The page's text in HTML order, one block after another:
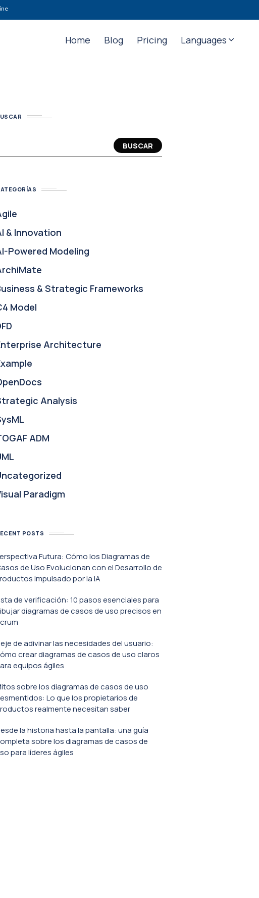
Home Blog Pricing Languages
BUSCAR
& Innovation
Powered Modeling
& Strategic Frameworks
Model
Architecture
Analysis
ADM
Paradigm
POSTS
Futura: Cómo los Diagramas de
de Uso Evolucionan con el Desarrollo de
Impulsado por la IA
de verificación: 10 pasos esenciales para
diagramas de casos de uso precisos en
de adivinar las necesidades del usuario:
crear diagramas de casos de uso claros
equipos ágiles
sobre los diagramas de casos de uso
Lo que los propietarios de
realmente necesitan saber
la historia hasta la pantalla: una guía
sobre los diagramas de casos de
para líderes ágiles